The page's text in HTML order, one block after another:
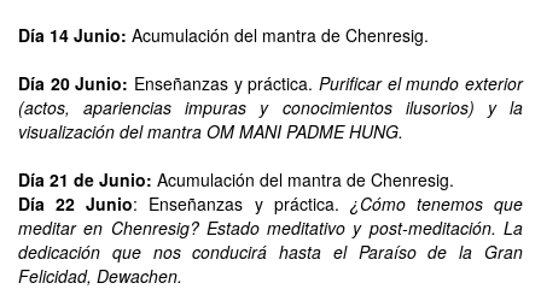
Día 14 Junio: Acumulación del mantra de Chenresig.
Día 20 Junio: Enseñanzas y práctica.Purificar el mundo exterior
(actos, apariencias impuras y conocimientos ilusorios) y la
visualización del mantra OM MANI PADME HUNG.
Día 21 de Junio: Acumulación del mantra de Chenresig.
Día 22 Junio: Enseñanzas y práctica. ¿Cómo tenemos que
meditar en Chenresig? Estado meditativo y post-meditación. La
dedicación que nos conducirá hasta el Paraíso de la Gran
Felicidad, Dewachen.